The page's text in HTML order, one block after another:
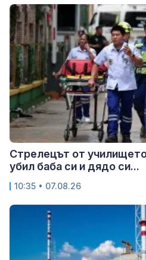
Стрелецът от
убил баба си и дядо си...
10:35 • 07.08.26